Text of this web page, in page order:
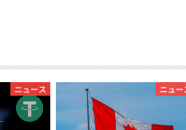
ニュース ニュー